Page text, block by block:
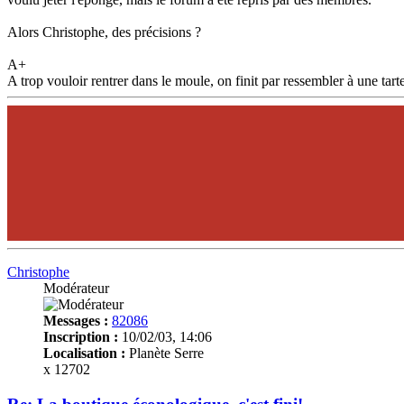
Alors Christophe, des précisions ?
A+
A trop vouloir rentrer dans le moule, on finit par ressembler à une
Christophe
Modérateur
Messages : 82086
Inscription : 10/02/03, 14:06
Localisation : Planète Serre
x 12702